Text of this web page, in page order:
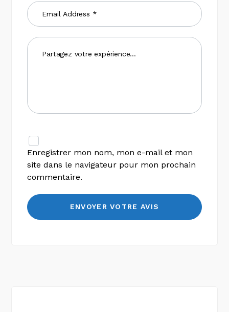
Enregistrer mon nom, mon e-mail et mon
site dans le navigateur pour mon prochain
commentaire.